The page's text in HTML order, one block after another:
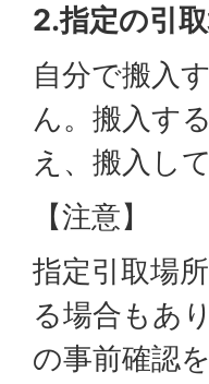
2.指定の引
自分で搬入
ん。搬入す
え、搬入し
【注意】
指定引取場
る場合もあ
の事前確認